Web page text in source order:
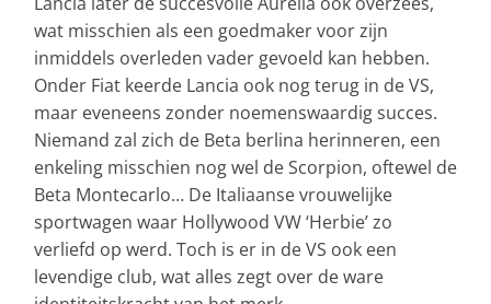
wat misschien als een goedmaker voor zijn
inmiddels overleden vader gevoeld kan hebben.
Onder Fiat keerde Lancia ook nog terug in de VS,
maar eveneens zonder noemenswaardig succes.
Niemand zal zich de Beta berlina herinneren, een
enkeling misschien nog wel de Scorpion, oftewel de
Beta Montecarlo… De Italiaanse vrouwelijke
sportwagen waar Hollywood VW ‘Herbie’ zo
verliefd op werd. Toch is er in de VS ook een
levendige club, wat alles zegt over de ware